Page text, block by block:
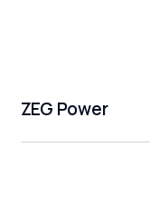
ZEG Power